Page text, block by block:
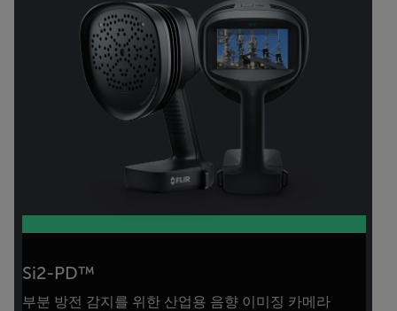
Si2-PD™
부분 방전 감지를 위한 산업용 음향 이미징 카메라